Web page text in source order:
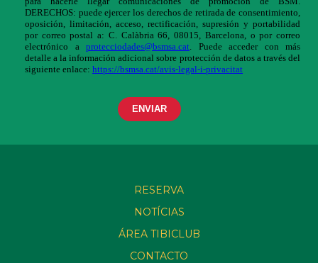
RESERVA
NOTÍCIAS
ÁREA TIBICLUB
CONTACTO